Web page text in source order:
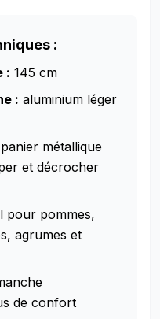
:
: 145 cm
: aluminium léger
panier métallique
et décrocher
pour pommes,
agrumes et
de confort